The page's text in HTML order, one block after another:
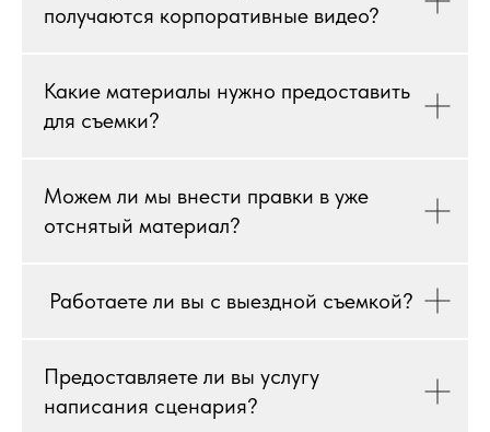
получаются корпоративные видео?
Какие материалы нужно предоставить
для съемки?
Можем ли мы внести правки в уже
отснятый материал?
Работаете ли вы с выездной съемкой?
Предоставляете ли вы услугу
написания сценария?